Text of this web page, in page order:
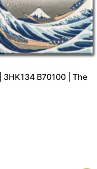
B70100 | The